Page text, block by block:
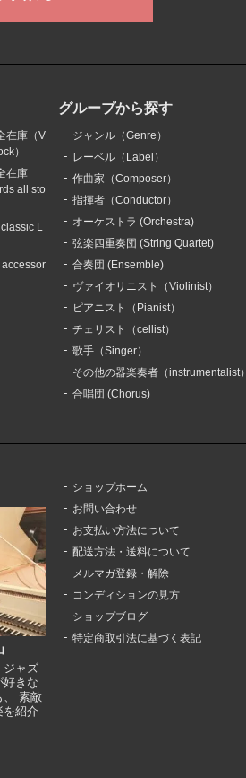
在庫（V
）
在庫
all sto
L
グループから探す
ジャンル（Genre）
レーベル（Label）
作曲家（Composer）
指揮者（Conductor）
オーケストラ (Orchestra)
弦楽四重奏団 (String Quartet)
合奏団 (Ensemble)
ヴァイオリニスト（Violinist）
ピアニスト（Pianist）
チェリスト（cellist）
歌手（Singer）
その他の器楽奏者（instrumentalist）
合唱団 (Chorus)
ジャズ
好きな
、 素敵
を紹介
ショップホーム
お問い合わせ
お支払い方法について
配送方法・送料について
メルマガ登録・解除
コンディションの見方
ショップブログ
特定商取引法に基づく表記